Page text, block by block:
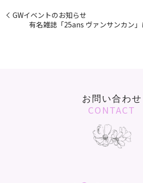
GWイベントのお知らせ
有名雑誌「25ans ヴァンサンカン
お問い合わせ
CONTACT